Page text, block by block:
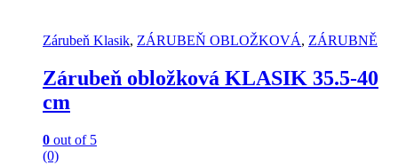
may
chosen
on
the
product
page
Zárubeň Klasik, ZÁRUBEŇ OBLOŽKOVÁ, ZÁRUBNĚ
Zárubeň obložková KLASIK 35.5-40
cm
0 out of 5
(0)